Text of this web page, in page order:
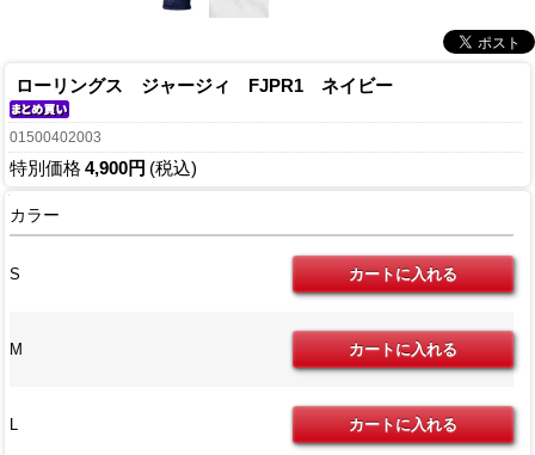
ローリングス ジャージィ FJPR1 ネイビー
01500402003
特別価格 4,900円 (税込)
カラー
S
M
L